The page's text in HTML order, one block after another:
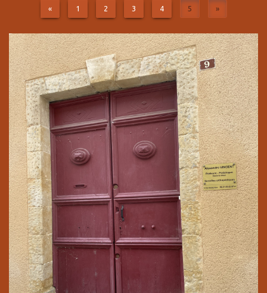
« 1 2 3 4 5 »